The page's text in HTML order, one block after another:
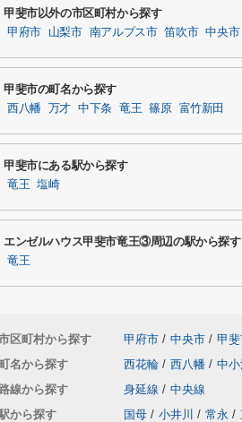
甲斐市以外の市区町村から探す
甲府市 山梨市 南アルプス市 笛吹市 中央市
甲斐市の町名から探す
西八幡 万才 中下条 竜王 篠原 富竹新田
甲斐市にある駅から探す
竜王 塩崎
エンゼルハウス甲斐市竜王③周辺の駅から探す
竜王
区町村から探す 甲府市 / 中央市 / 甲
町名から探す
西花輪 / 西八幡 / 中
路線から探す
身延線 / 中央線
から探す
国母 / 小井川 / 常永 /